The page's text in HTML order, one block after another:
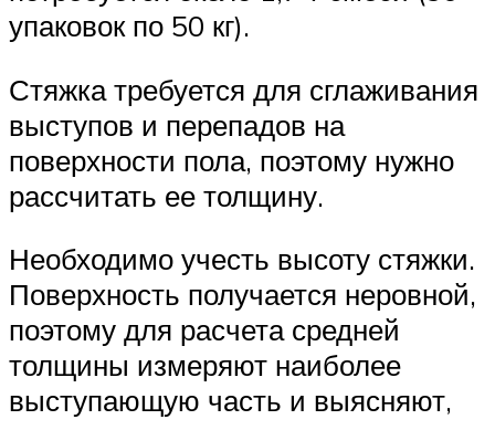
упаковок по 50 кг).
Стяжка требуется для сглаживания
выступов и перепадов на
поверхности пола, поэтому нужно
рассчитать ее толщину.
Необходимо учесть высоту стяжки.
Поверхность получается неровной,
поэтому для расчета средней
толщины измеряют наиболее
выступающую часть и выясняют,